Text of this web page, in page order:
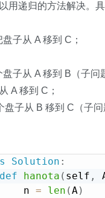
用递归的方法解决。
子从 A 移到 C；
子从 A 移到 B（子问
A 移到 C；
盘子从 B 移到 C（子问
Solution :
def
hanota ( self ,
n
= len (A)